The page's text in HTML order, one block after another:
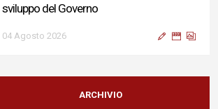
sviluppo del Governo
04 Agosto 2026
Sigismondi, Liris e Testa: “Profondo
cordoglio e vicinanza al Ministro Roccella e
ARCHIVIO